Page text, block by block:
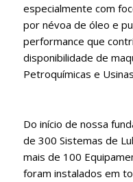
especialmente com
por névoa de óleo e
performance que
disponibilidade de
Petroquímicas e
Do início de nossa
de 300 Sistemas de
mais de 100
foram instalados em